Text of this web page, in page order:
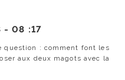
-08 :17
question : comment font les
aux deux magots avec la